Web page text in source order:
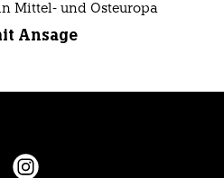
Mittel- und Osteuropa
Ansage